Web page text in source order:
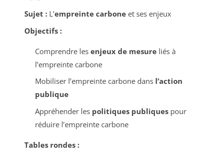
Sujet :L’empreinte carboneet ses enjeux
Objectifs :
Comprendre les enjeux de mesure liés à
l’empreinte carbone
Mobiliser l’empreinte carbone dans l’action
publique
Appréhender les politiques publiques pour
réduire l’empreinte carbone
Tables rondes :